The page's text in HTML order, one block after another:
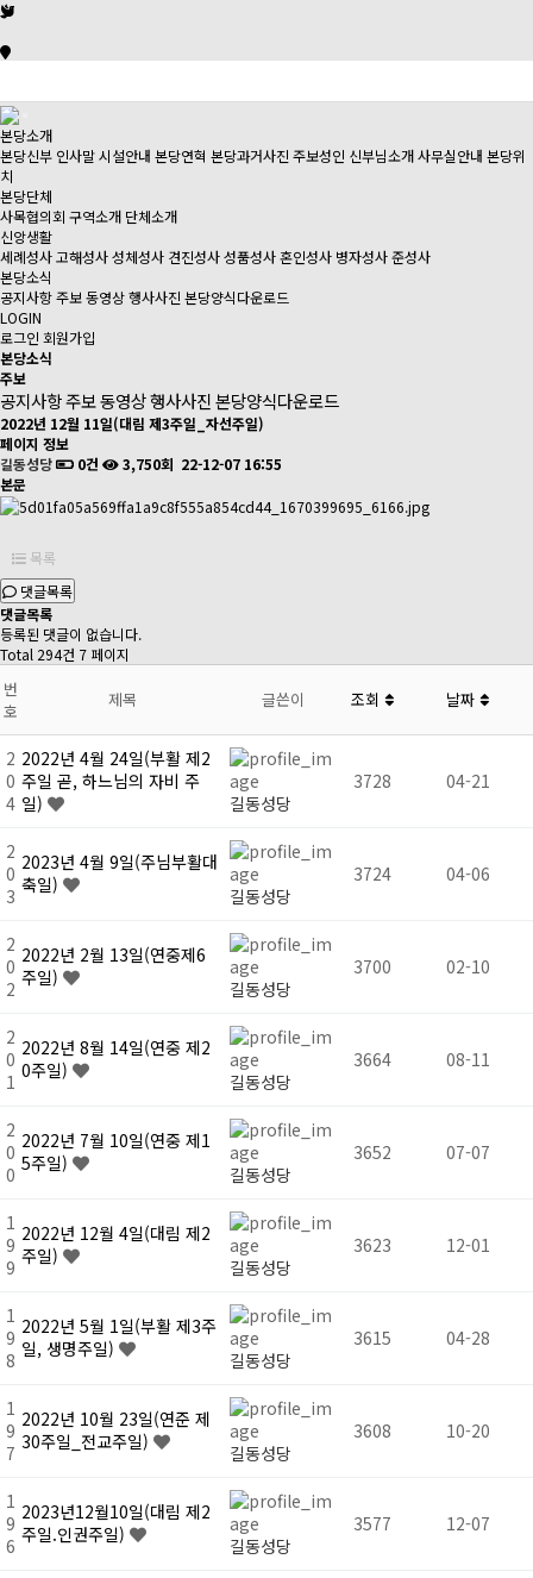
본당소개
본당신부 인사말시설안내 본당연혁 본당과거사진 주보성인 신부님소개사무실안내 본당위
치
본당단체
사목협의회 구역소개 단체소개
신앙생활
세례성사고해성사성체성사 견진성사성품성사혼인성사 병자성사준성사
본당소식
공지사항주보동영상행사사진 본당양식다운로드
LOGIN
로그인 회원가입
본당소식
주보
공지사항주보동영상행사사진본당양식다운로드
2022년 12월 11일(대림 제3주일_자선주일)
페이지 정보
길동성당
0건 3,750회 22-12-07 16:55
본문
목록
댓글목록
댓글목록
등록된 댓글이 없습니다.
Total 294건 7 페이지
번
호
제목 글쓴이 조회 날짜
2
0
4
2022년 4월 24일(부활 제2
주일 곧, 하느님의 자비 주
일)
길동성당
3728 04-21
2
0
3
2023년 4월 9일(주님부활대
축일)
길동성당
3724 04-06
2
0
2
2022년 2월 13일(연중제6
주일)
길동성당
3700 02-10
2
0
1
2022년 8월 14일(연중 제2
0주일)
길동성당
3664 08-11
2
0
0
2022년 7월 10일(연중 제1
5주일)
길동성당
3652 07-07
1
9
9
2022년 12월 4일(대림 제2
주일)
길동성당
3623 12-01
1
9
8
2022년 5월 1일(부활 제3주
일, 생명주일)
길동성당
3615 04-28
1
9
7
2022년 10월 23일(연준 제
30주일_전교주일)
길동성당
3608 10-20
1
9
6
2023년12월10일(대림 제2
주일.인권주일)
길동성당
3577 12-07